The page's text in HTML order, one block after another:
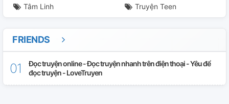
Tâm Linh Truyện Teen
FRIENDS
Đọc truyện online - Đọc truyện nhanh trên điện thoại - Yêu để
đọc truyện - LoveTruyen